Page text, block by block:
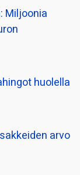
Miljoonia
huolella
arvo